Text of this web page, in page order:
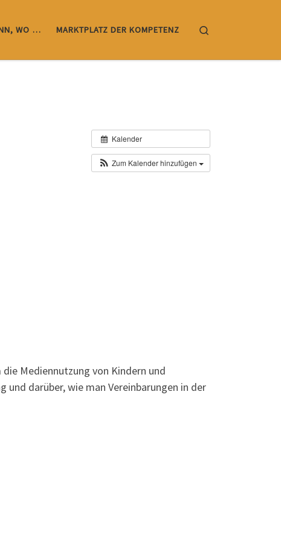
WO … MARKTPLATZ DER KOMPETENZ
Kalender
Zum Kalender hinzufügen
die Mediennutzung von Kindern und
und darüber, wie man Vereinbarungen in der